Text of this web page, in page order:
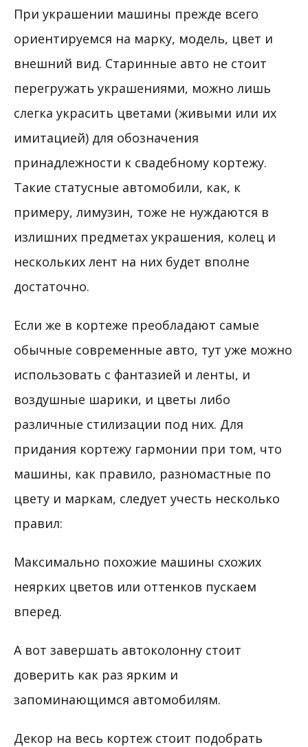
При украшении машины прежде всего
ориентируемся на марку, модель, цвет и
внешний вид. Старинные авто не стоит
перегружать украшениями, можно лишь
слегка украсить цветами (живыми или их
имитацией) для обозначения
принадлежности к свадебному кортежу.
Такие статусные автомобили, как, к
примеру, лимузин, тоже не нуждаются в
излишних предметах украшения, колец и
нескольких лент на них будет вполне
достаточно.
Если же в кортеже преобладают самые
обычные современные авто, тут уже можно
использовать с фантазией и ленты, и
воздушные шарики, и цветы либо
различные стилизации под них. Для
придания кортежу гармонии при том, что
машины, как правило, разномастные по
цвету и маркам, следует учесть несколько
правил:
Максимально похожие машины схожих
неярких цветов или оттенков пускаем
вперед.
А вот завершать автоколонну стоит
доверить как раз ярким и
запоминающимся автомобилям.
Декор на весь кортеж стоит подобрать